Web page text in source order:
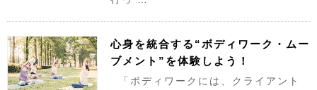
心身を統合する“ボディワーク・ムー
ブメント”を体験しよう！
「ボディワークには、クライアント